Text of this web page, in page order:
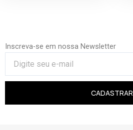
Inscreva-se em nossa Newsletter
CADASTRAR